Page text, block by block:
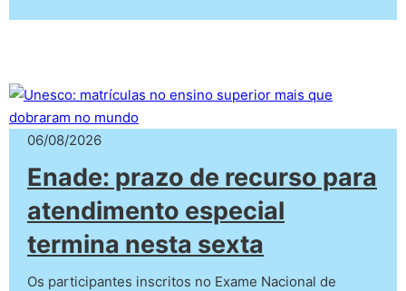
06/08/2026
Enade: prazo de recurso para
atendimento especial
termina nesta sexta
Os participantes inscritos no Exame Nacional de